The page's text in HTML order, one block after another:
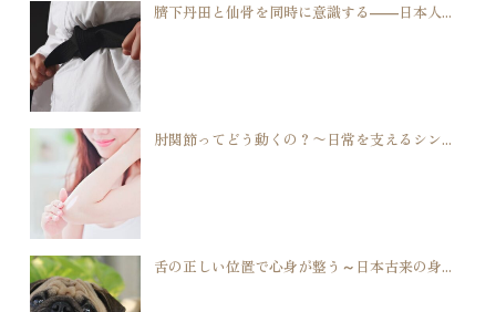
臍下丹田と仙骨を同時に意識する――日本人...
肘関節ってどう動くの？〜日常を支えるシン...
舌の正しい位置で心身が整う～日本古来の身...